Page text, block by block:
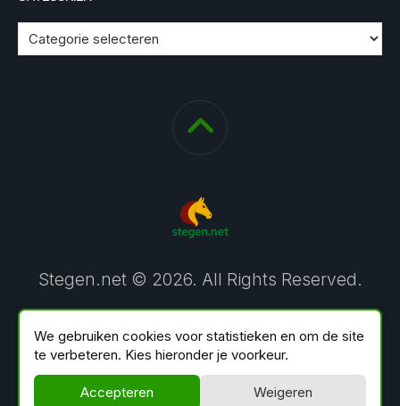
Stegen.net © 2026. All Rights Reserved.
We gebruiken cookies voor statistieken en om de site
te verbeteren. Kies hieronder je voorkeur.
Accepteren Weigeren